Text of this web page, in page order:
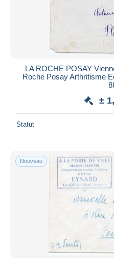
LA ROCHE POSAY
Roche Posay Arthritisme
±
Statut
Nouveau